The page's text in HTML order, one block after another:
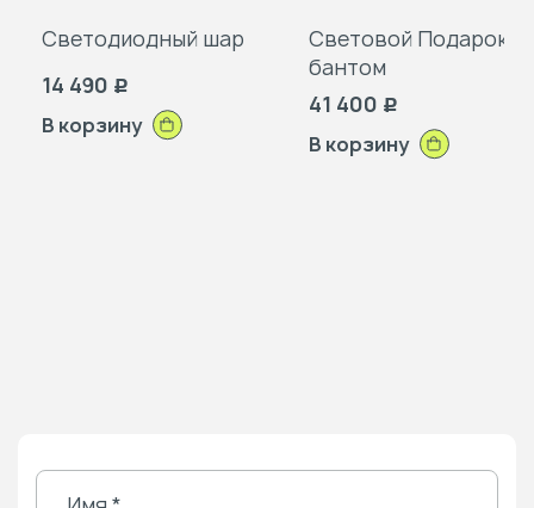
Светодиодный шар
14 490 Р
В корзину
Световой Подарок с
бантом
41 400 Р
В корзину